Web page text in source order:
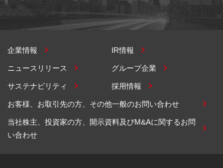
企業情報 IR情報
ニュースリリース
サステナビリティ
グループ企業
採用情報
お客様、お取引先の方、その他一般のお問い合わせ
当社株主、投資家の方、開示資料及びM&Aに関するお問
い合わせ